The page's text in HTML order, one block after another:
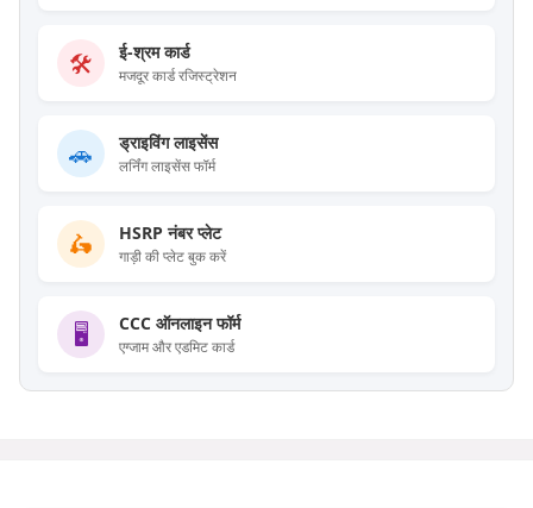
🛠️ ई-श्रम कार्ड
मजदूर कार्ड रजिस्ट्रेशन
🚗 ड्राइविंग लाइसेंस
लर्निंग लाइसेंस फॉर्म
🛵 HSRP नंबर प्लेट
गाड़ी की प्लेट बुक करें
🖥️ CCC ऑनलाइन फॉर्म
एग्जाम और एडमिट कार्ड